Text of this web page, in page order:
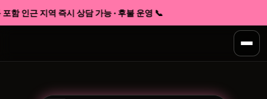
인근 지역 즉시 상담 가능 · 후불 운영 📞